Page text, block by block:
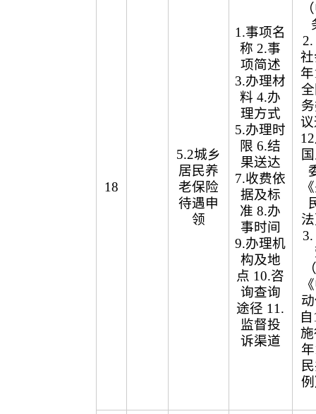
18
5.2城乡
居民养
老保险
待遇申
领
1.事项名
称 2.事
项简述
3.办理材
料 4.办
理方式
5.办理时
限 6.结
果送达
7.收费依
据及标
准 8.办
事时间
9.办理机
构及地
点 10.咨
询查询
途径 11.
监督投
诉渠道